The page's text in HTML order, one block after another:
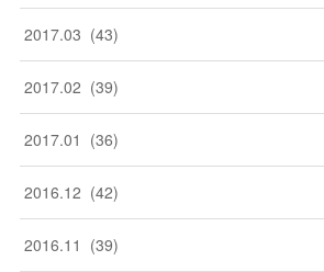
2017.03 (43)
2017.02 (39)
2017.01 (36)
2016.12 (42)
2016.11 (39)